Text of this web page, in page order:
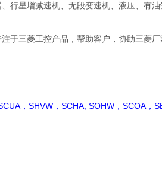
行星增减速机、无段变速机、液压、有
于三菱工控产品，帮助客户，协助三菱
，SHVW，SCHA, SOHW，SCOA，